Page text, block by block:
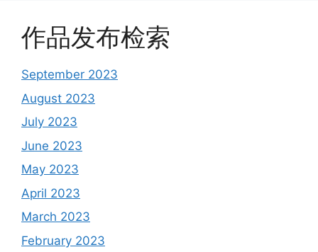
作品发布检索
September 2023
August 2023
July 2023
June 2023
May 2023
April 2023
March 2023
February 2023